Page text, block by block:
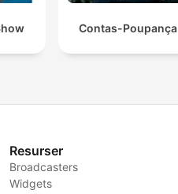
Contas-Poupança
Resurser
Broadcasters
Widgets